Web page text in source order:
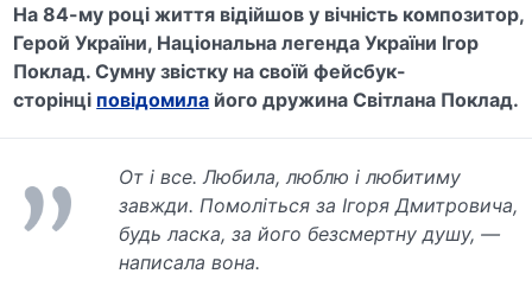
На 84-му році життя відійшов у вічність композитор,
Герой України, Національна легенда України Ігор
Поклад. Сумну звістку на своїй фейсбук-
сторінці повідомила його дружина Світлана Поклад.
От і все. Любила, люблю і любитиму
завжди. Помоліться за Ігоря Дмитровича,
будь ласка, за його безсмертну душу, —
написала вона.